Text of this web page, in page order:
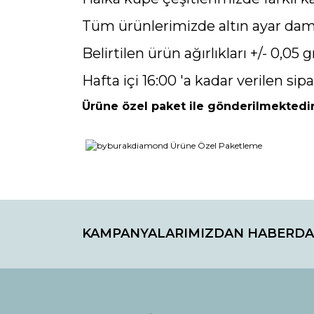
Tüm ürünlerimizde altın ayar
Belirtilen ürün ağırlıkları +/- 0,05
Hafta içi 16:00 'a kadar verilen
Ürüne özel paket ile
Görüş ve önerileriniz için teşekkür ederiz.
Ürün resmi kalitesiz, bozuk veya
Bu ürüne benzer farklı alternatifler olmalı.
KAMPANYALARIMIZDAN